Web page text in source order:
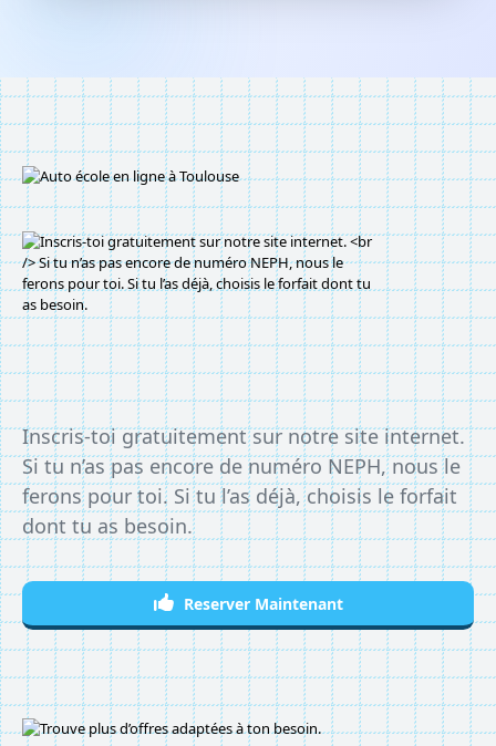
Inscris-toi gratuitement sur notre site internet.
Si tu n’as pas encore de numéro NEPH, nous le
ferons pour toi. Si tu l’as déjà, choisis le forfait
dont tu as besoin.
Reserver Maintenant